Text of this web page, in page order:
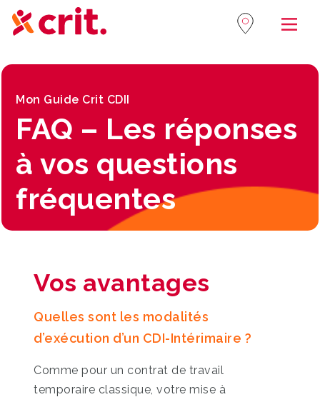
Mon Guide Crit CDII
FAQ – Les réponses
à vos questions
fréquentes
Vos avantages
Quelles sont les modalités
d’exécution d’un CDI-Intérimaire ?
Comme pour un contrat de travail
temporaire classique, votre mise à